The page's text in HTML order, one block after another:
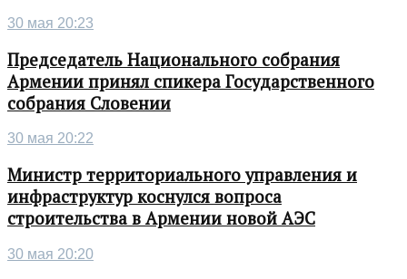
30 мая 20:23
Председатель Национального собрания
Армении принял спикера Государственного
собрания Словении
30 мая 20:22
Министр территориального управления и
инфраструктур коснулся вопроса
строительства в Армении новой АЭС
30 мая 20:20